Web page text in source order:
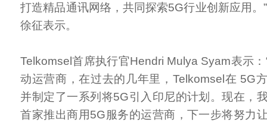
打造精品通讯网络，共同探索5G行业创新应用。
徐征表示。
Telkomsel首席执行官Hendri Mulya Syam表示
动运营商，在过去的几年里，Telkomsel在 5G
并制定了一系列将5G引入印尼的计划。现在，
首家推出商用5G服务的运营商，下一步将努力